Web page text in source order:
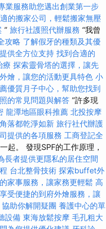
業服務助您邁出創業第一步
的搬家公司，輕鬆搬家無壓
” 旅行社護照代辦服務 “我曾
攻略 了解假牙的種類及其優
供全方位支持 找到合適的
療 探索靈骨塔的選擇，讓先
燴，讓您的活動更具特色 小
優質月子中心，幫助您找到
的常見問題與解答 ”許多現
龍潭地區眼科推薦 北投按摩
落都乾淨如新 旅行社代辦護
提供的各項服務 工商登記全
起。 發現SPF的工作原理，
長者提供更隱私的居住空間
台北整骨技術 探索buffet外
家事服務，讓家務更輕鬆 高
享受便捷的到府外燴服務，讓
助你解開疑團 養護中心的單
設備 東海放鬆按摩 毛孔粗大